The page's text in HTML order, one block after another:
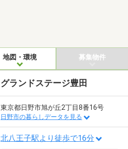
地図・環境 募集物件
グランドステージ豊田
東京都日野市旭が丘2丁目8番16号
日野市の暮らしデータを見る
北八王子駅より徒歩で16分